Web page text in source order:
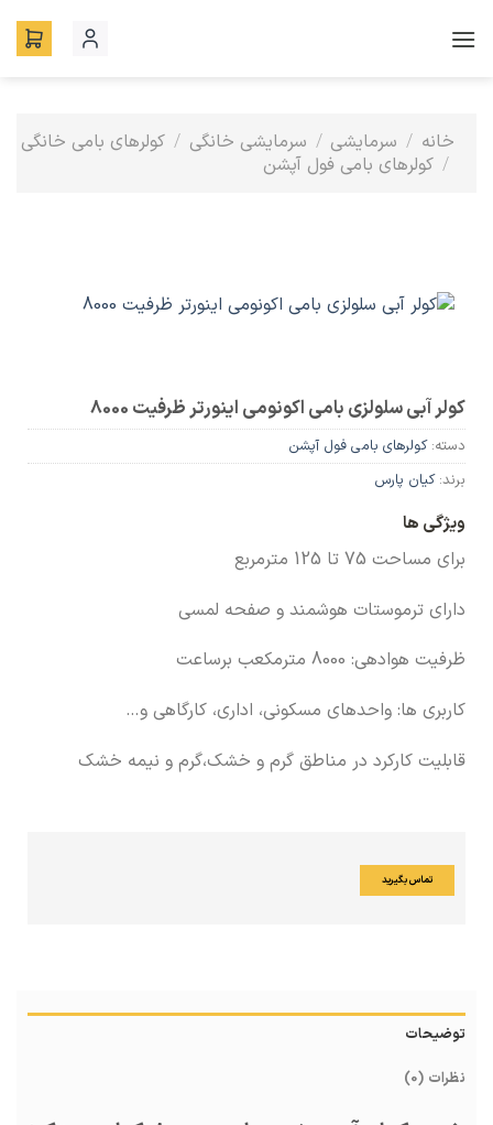
خانه / سرمایشی / سرمایشی خانگی / کولرهای بامی خانگی
/ کولرهای بامی فول آپشن
کولر آبی سلولزی بامی اکونومی اینورتر ظرفیت 8000
دسته:کولرهای بامی فول آپشن
برند:کیان پارس
ویژگی ها
برای مساحت 75 تا 125 مترمربع
دارای ترموستات هوشمند و صفحه لمسی
ظرفیت هوادهی: 8000 مترمکعب برساعت
کاربری ها: واحدهای مسکونی، اداری، کارگاهی و…
قابلیت کارکرد در مناطق گرم و خشک،گرم و نیمه خشک
تماس بگیرید
توضیحات
نظرات (0)